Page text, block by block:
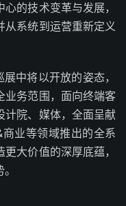
的技术变革与发展，
从系统到运营重新定义
中将以开放的姿态，
业务范围，面向终端客
计院、媒体，全面呈献
业等领域推出的全系
大价值的深厚底蕴，